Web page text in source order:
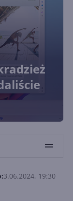
3.06.2024, 19:30